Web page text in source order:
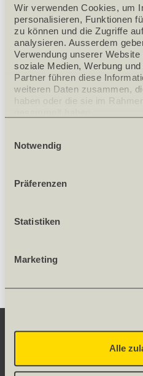
Wir verwenden Cookies, um
personalisieren, Funktionen
zu können und die Zugriffe
analysieren. Ausserdem
Verwendung unserer
soziale Medien, Werbung
Partner führen diese
weiteren Daten zusammen,
haben oder die sie im
Notwendig
Präferenzen
Statistiken
Marketing
Alle
Art.Nr. 107265
PRODUKTINFOS
Bezeichnung
Grösse
Grösse
Nettogewicht [kg]
Vorkonfektionierte
SERVICE